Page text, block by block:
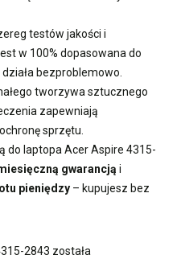
testów jakości i
w 100% dopasowana do
bezproblemowo.
tworzywa sztucznego
zapewniają
sprzętu.
do laptopa Acer Aspire 4315-
gwarancją i
pieniędzy – kupujesz bez
2843 została